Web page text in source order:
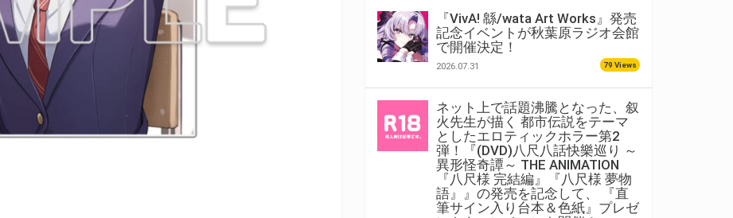
『VivA! 緜/wata Art Works』発売
記念イベントが秋葉原ラジオ会館
で開催決定！
2026.07.31 79 Views
ネット上で話題沸騰となった、叙
火先生が描く 都市伝説をテーマ
としたエロティックホラー第2
弾！『(DVD)八尺八話快樂巡り ～
異形怪奇譚～ THE ANIMATION
『八尺様 完結編』『八尺様 夢物
語』』の発売を記念して、 『直
筆サイン入り台本＆色紙』プレゼ